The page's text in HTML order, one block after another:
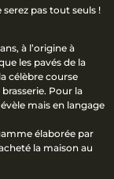
pas tout seuls !
à l’origine à
les pavés de la
célèbre course
Pour la
mais en langage
élaborée par
la maison au